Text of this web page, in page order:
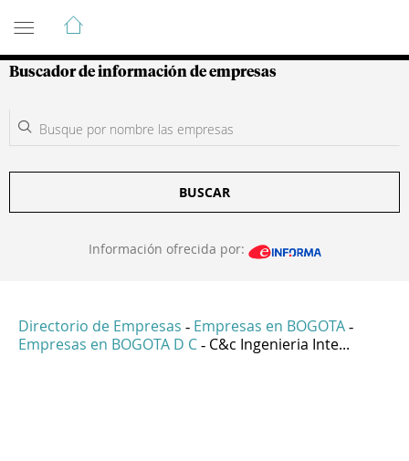
Guía de Empresas Colombianas
Buscador de información de empresas
BUSCAR
Información ofrecida por:
Directorio de Empresas - Empresas en BOGOTA -
Empresas en BOGOTA D C - C&c Ingenieria Inte...